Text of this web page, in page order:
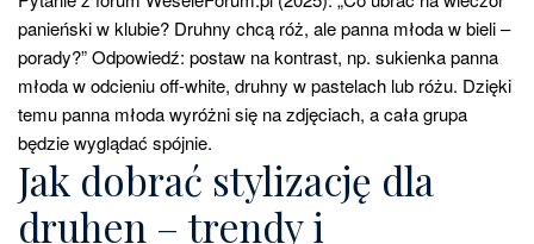
panieński w klubie? Druhny chcą róż, ale panna młoda w bieli –
porady?” Odpowiedź: postaw na kontrast, np. sukienka panna
młoda w odcieniu off-white, druhny w pastelach lub różu. Dzięki
temu panna młoda wyróżni się na zdjęciach, a cała grupa
będzie wyglądać spójnie.
Jak dobrać stylizację dla
druhen – trendy i